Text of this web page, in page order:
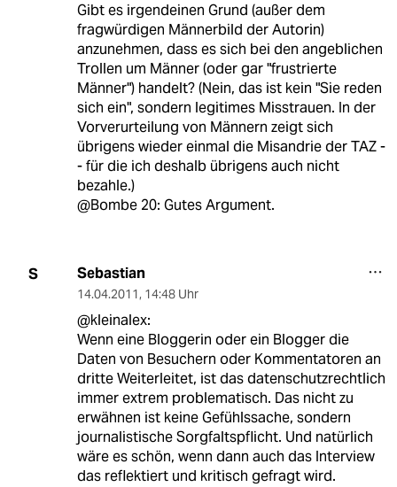
Gibt es irgendeinen Grund (außer dem
fragwürdigen Männerbild der Autorin)
anzunehmen, dass es sich bei den angeblichen
Trollen um Männer (oder gar "frustrierte
Männer") handelt? (Nein, das ist kein "Sie reden
sich ein", sondern legitimes Misstrauen. In der
Vorverurteilung von Männern zeigt sich
übrigens wieder einmal die Misandrie der TAZ -
- für die ich deshalb übrigens auch nicht
bezahle.)
@Bombe 20: Gutes Argument.
S Sebastian
14.04.2011, 14:48 Uhr
@kleinalex:
Wenn eine Bloggerin oder ein Blogger die
Daten von Besuchern oder Kommentatoren an
dritte Weiterleitet, ist das datenschutzrechtlich
immer extrem problematisch. Das nicht zu
erwähnen ist keine Gefühlssache, sondern
journalistische Sorgfaltspflicht. Und natürlich
wäre es schön, wenn dann auch das Interview
das reflektiert und kritisch gefragt wird.